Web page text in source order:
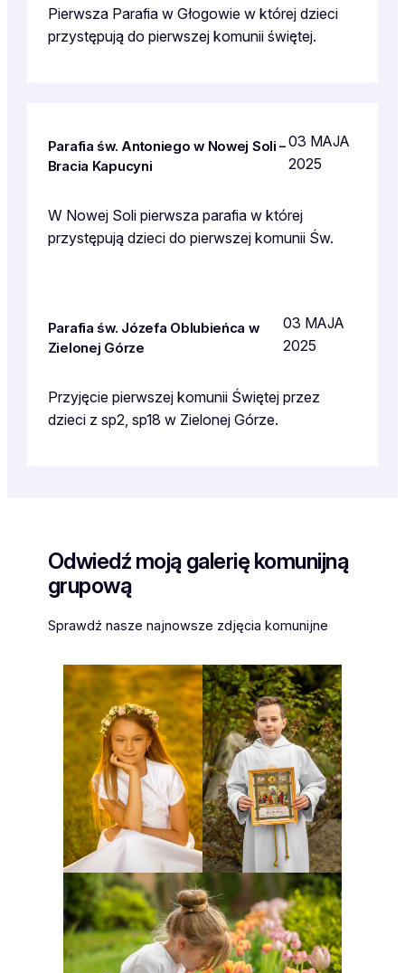
Pierwsza Parafia w Głogowie w której dzieci
przystępują do pierwszej komunii świętej.
Parafia św. Antoniego w Nowej Soli –
Bracia Kapucyni
03 MAJA
2025
W Nowej Soli pierwsza parafia w której
przystępują dzieci do pierwszej komunii Św.
Parafia św. Józefa Oblubieńca w
Zielonej Górze
03 MAJA
2025
Przyjęcie pierwszej komunii Świętej przez
dzieci z sp2, sp18 w Zielonej Górze.
Odwiedź moją galerię komunijną
grupową
Sprawdź nasze najnowsze zdjęcia komunijne